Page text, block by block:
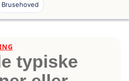
Brusehoved
typiske